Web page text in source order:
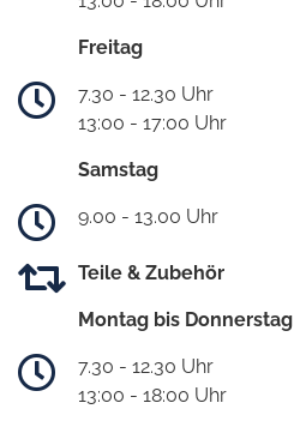
Freitag
7.30 - 12.30 Uhr
13:00 - 17:00 Uhr
Samstag
9.00 - 13.00 Uhr
Teile & Zubehör
Montag bis Donnerstag
7.30 - 12.30 Uhr
13:00 - 18:00 Uhr